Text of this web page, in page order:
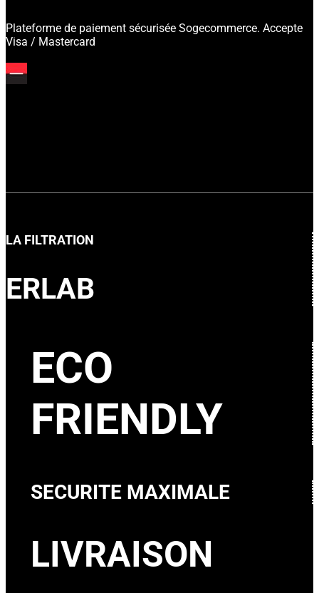
Plateforme de paiement sécurisée Sogecommerce. Accepte
Visa / Mastercard
LA FILTRATION
ERLAB
ECO
FRIENDLY
SECURITE MAXIMALE
LIVRAISON